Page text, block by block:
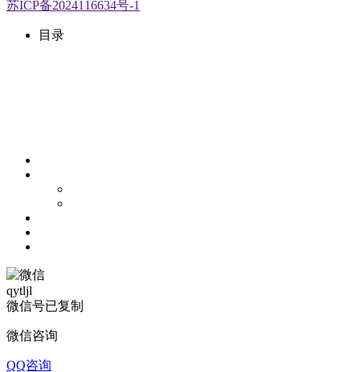
苏ICP备2024116634号-1
目录
qytljl
微信号已复制
微信咨询
QQ咨询